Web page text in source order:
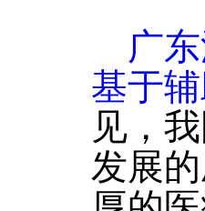
广
基于
见，
发展